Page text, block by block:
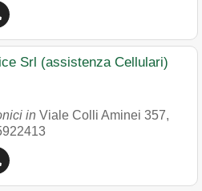
Srl (assistenza Cellulari)
in Viale Colli Aminei 357,